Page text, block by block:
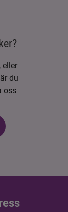
eller
du
oss